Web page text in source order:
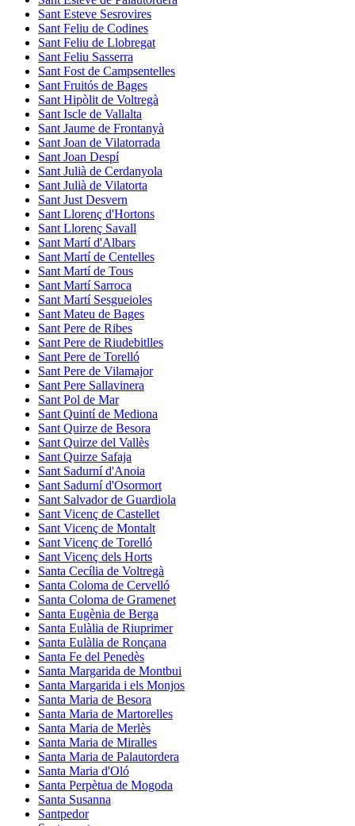
Sant Esteve Sesrovires
Sant Feliu de Codines
Sant Feliu de Llobregat
Sant Feliu Sasserra
Sant Fost de Campsentelles
Sant Fruitós de Bages
Sant Hipòlit de Voltregà
Sant Iscle de Vallalta
Sant Jaume de Frontanyà
Sant Joan de Vilatorrada
Sant Joan Despí
Sant Julià de Cerdanyola
Sant Julià de Vilatorta
Sant Just Desvern
Sant Llorenç d'Hortons
Sant Llorenç Savall
Sant Martí d'Albars
Sant Martí de Centelles
Sant Martí de Tous
Sant Martí Sarroca
Sant Martí Sesgueioles
Sant Mateu de Bages
Sant Pere de Ribes
Sant Pere de Riudebitlles
Sant Pere de Torelló
Sant Pere de Vilamajor
Sant Pere Sallavinera
Sant Pol de Mar
Sant Quintí de Mediona
Sant Quirze de Besora
Sant Quirze del Vallès
Sant Quirze Safaja
Sant Sadurní d'Anoia
Sant Sadurní d'Osormort
Sant Salvador de Guardiola
Sant Vicenç de Castellet
Sant Vicenç de Montalt
Sant Vicenç de Torelló
Sant Vicenç dels Horts
Santa Cecília de Voltregà
Santa Coloma de Cervelló
Santa Coloma de Gramenet
Santa Eugènia de Berga
Santa Eulàlia de Riuprimer
Santa Eulàlia de Ronçana
Santa Fe del Penedès
Santa Margarida de Montbui
Santa Margarida i els Monjos
Santa Maria de Besora
Santa Maria de Martorelles
Santa Maria de Merlès
Santa Maria de Miralles
Santa Maria de Palautordera
Santa Maria d'Oló
Santa Perpètua de Mogoda
Santa Susanna
Santpedor